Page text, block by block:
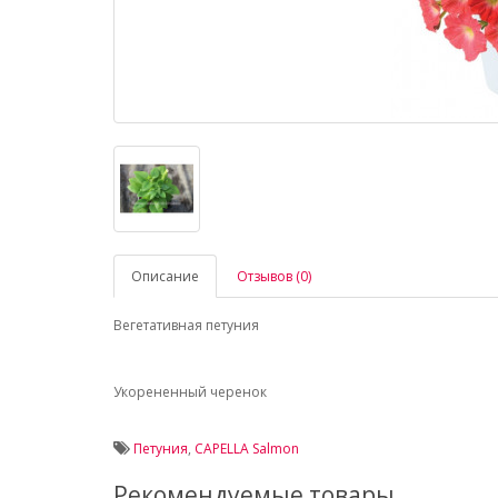
Описание Отзывов (0)
Вегетативная петуния
Укорененный черенок
Петуния, CAPELLA Salmon